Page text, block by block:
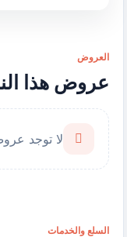
العروض
عروض هذا
لا توجد
السلع والخدمات